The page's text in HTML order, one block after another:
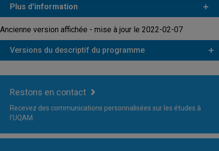
Plus d'information
Ancienne version affichée - mise à jour le 2022-02-07
Versions du descriptif du programme
Restons en contact
Recevez des communications personnalisées sur les études à
l'UQAM.